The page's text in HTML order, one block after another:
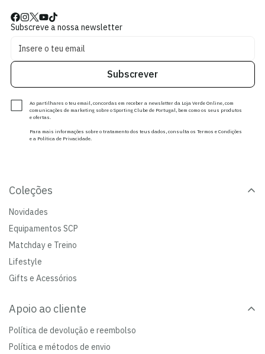
Subscreve a nossa newsletter
Subscrever
Ao partilhares o teu email, concordas em receber a newsletter da Loja Verde Online, com
comunicações de marketing sobre o Sporting Clube de Portugal, bem como os seus produtos
e ofertas.
Para mais informações sobre o tratamento dos teus dados, consulta os Termos e Condições
e a Política de Privacidade.
Coleções
Novidades
Equipamentos SCP
Matchday e Treino
Lifestyle
Gifts e Acessórios
Apoio ao cliente
Política de devolução e reembolso
Política e métodos de envio